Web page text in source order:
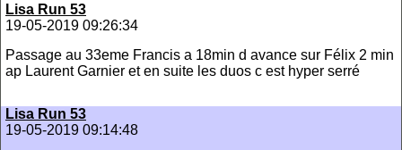
Lisa Run 53
19-05-2019 09:26:34
Passage au 33eme Francis a 18min d avance sur Félix 2 min
ap Laurent Garnier et en suite les duos c est hyper serré
Lisa Run 53
19-05-2019 09:14:48